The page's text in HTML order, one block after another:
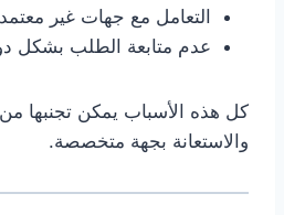
التعامل مع جهات غير
عدم متابعة الطلب بشكل
كل هذه الأسباب يمكن تجنبها
والاستعانة بجهة متخصصة.